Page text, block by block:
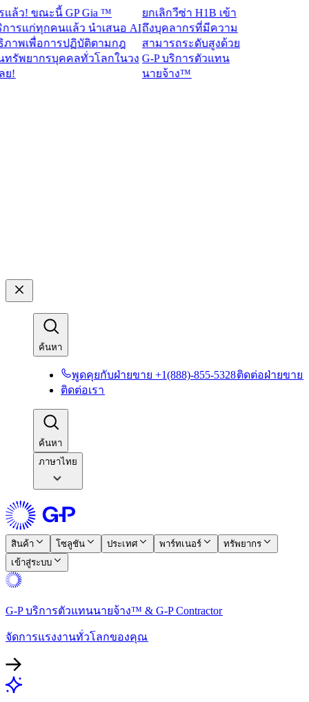
! ขณะนี้ GP Gia ™
ก่ทุกคนแล้ว นำเสนอ AI
พื่อการปฏิบัติตามกฎ
ยากรบุคคลทั่วโลกในวง
ยกเลิกวีซ่า H1B เข้า
ถึงบุคลากรที่มีความ
สามารถระดับสูงด้วย
G-P บริการตัวแทน
นายจ้าง™​​
ค้นหา​​
พูดคุยกับฝ่ายขาย +1(888)-855-5328​​ติดต่อฝ่ายขาย​​
ติดต่อเรา​​
ค้นหา​​
ภาษาไทย
สินค้า​​ โซลูชัน​​ ประเทศ​​ พาร์ทเนอร์​​
ทรัพยากร​​
เข้าสู่ระบบ​​
G-P บริการตัวแทนนายจ้าง™ & G-P Contractor​​
จัดการแรงงานทั่วโลกของคุณ​​